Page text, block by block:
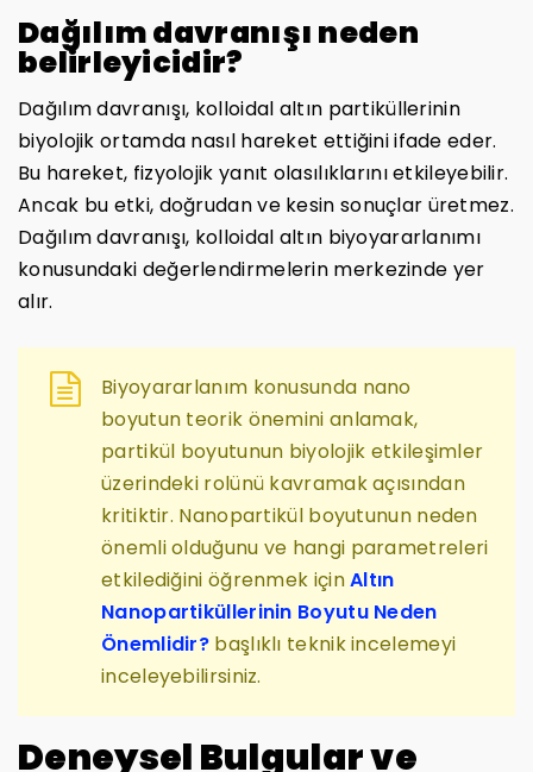
Dağılım davranışı neden
belirleyicidir?
Dağılım davranışı, kolloidal altın partiküllerinin
biyolojik ortamda nasıl hareket ettiğini ifade eder.
Bu hareket, fizyolojik yanıt olasılıklarını etkileyebilir.
Ancak bu etki, doğrudan ve kesin sonuçlar üretmez.
Dağılım davranışı, kolloidal altın biyoyararlanımı
konusundaki değerlendirmelerin merkezinde yer
alır.
Biyoyararlanım konusunda nano
boyutun teorik önemini anlamak,
partikül boyutunun biyolojik etkileşimler
üzerindeki rolünü kavramak açısından
kritiktir. Nanopartikül boyutunun neden
önemli olduğunu ve hangi parametreleri
etkilediğini öğrenmek içinAltın
Nanopartiküllerinin Boyutu Neden
Önemlidir? başlıklı teknik incelemeyi
inceleyebilirsiniz.
Deneysel Bulgular ve